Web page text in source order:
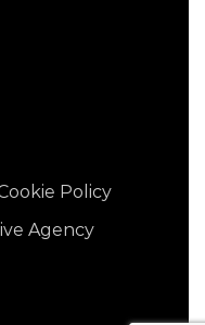
Policy
Agency